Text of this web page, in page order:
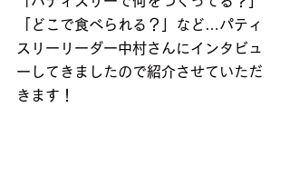
「どこで食べられる？」など…パティ
スリーリーダー中村さんにインタビュ
ーしてきましたので紹介させていただ
きます！